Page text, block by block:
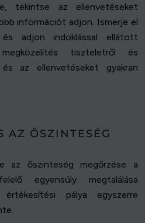
tekintse az ellenvetéseket
információt adjon. Ismerje el
adjon indoklással ellátott
tiszteletről és
az ellenvetéseket gyakran
AZ ŐSZINTESÉG
az őszinteség megőrzése a
egyensúly megtalálása
pálya egyszerre